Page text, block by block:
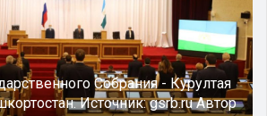
Собрания - Курултая
Источник:gsrb.ruАвтор